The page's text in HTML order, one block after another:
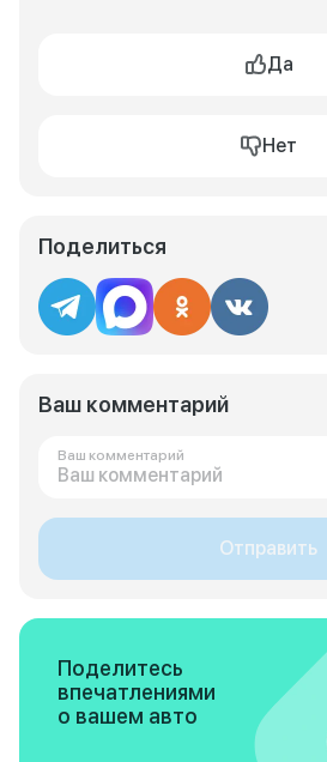
Да
Нет
Поделиться
Ваш комментарий
Ваш комментарий
Отправить
Поделитесь
впечатлениями
о вашем авто